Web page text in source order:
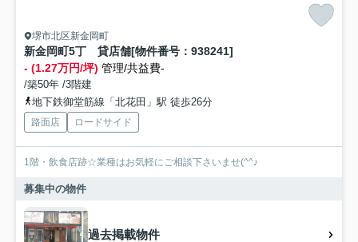
堺市北区新金岡町
新金岡町5丁 貸店舗[物件番号：938241]
- (1.27万円/坪) 管理/共益費-
/築50年 /3階建
地下鉄御堂筋線「北花田」駅 徒歩26分
路面店 ロードサイド
1階・飲食店跡☆業種はお気軽にご相談下さいませ(^^♪
募集中の物件
過去掲載物件